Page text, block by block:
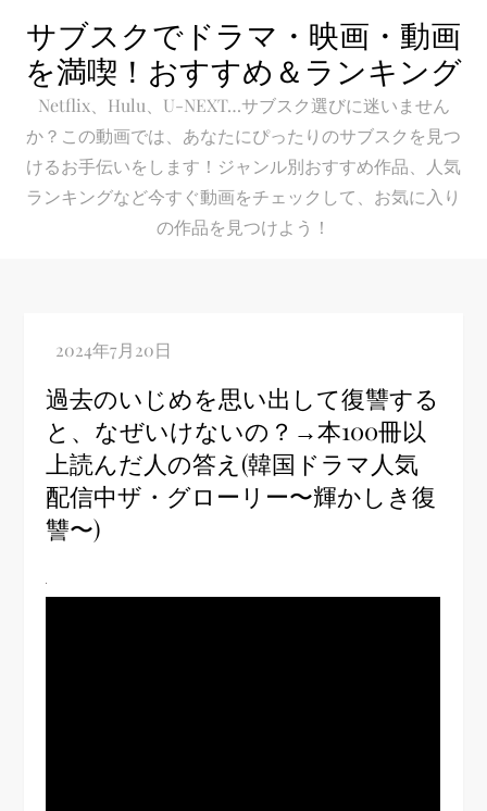
content
サブスクでドラマ・映画・動画
を満喫！おすすめ＆ランキング
Netflix、Hulu、U-NEXT…サブスク選びに迷いません
か？この動画では、あなたにぴったりのサブスクを見つ
けるお手伝いをします！ジャンル別おすすめ作品、人気
ランキングなど今すぐ動画をチェックして、お気に入り
の作品を見つけよう！
過去のいじめを思い出して復讐する
と、なぜいけないの？→本100冊以
上読んだ人の答え(韓国ドラマ人気
配信中ザ・グローリー〜輝かしき復
讐〜)